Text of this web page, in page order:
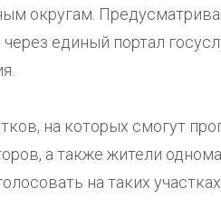
округам.
единый портал
на которых смогут
а также жители
на таких